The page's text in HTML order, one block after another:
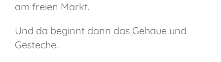
am freien Markt.
Und da beginnt dann das Gehaue und
Gesteche.